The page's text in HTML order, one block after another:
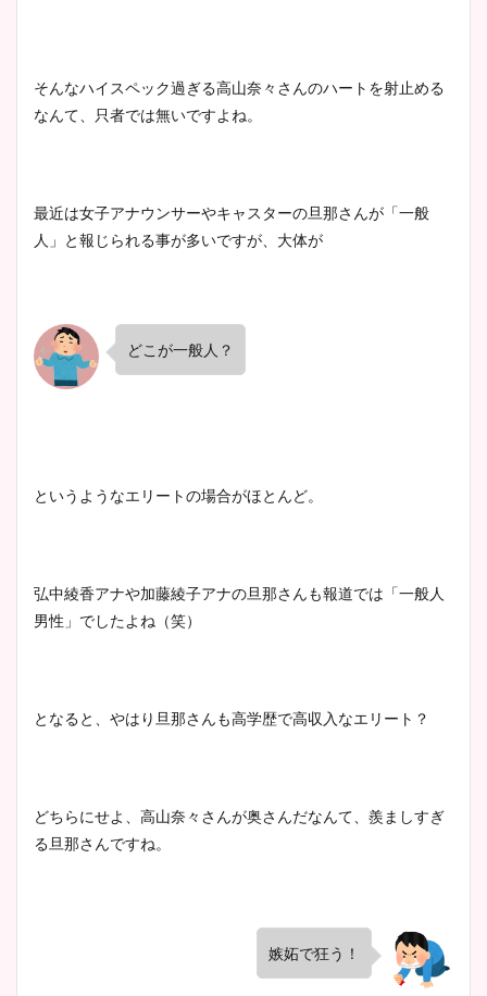
そんなハイスペック過ぎる高山奈々さんのハートを射止める
なんて、只者では無いですよね。
最近は女子アナウンサーやキャスターの旦那さんが「一般
人」と報じられる事が多いですが、大体が
どこが一般人？
というようなエリートの場合がほとんど。
弘中綾香アナや加藤綾子アナの旦那さんも報道では「一般人
男性」でしたよね（笑）
となると、やはり旦那さんも高学歴で高収入なエリート？
どちらにせよ、高山奈々さんが奥さんだなんて、羨ましすぎ
る旦那さんですね。
嫉妬で狂う！